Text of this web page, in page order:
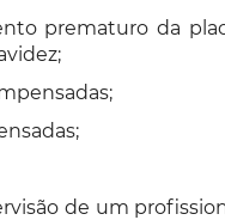
prematuro da
de um